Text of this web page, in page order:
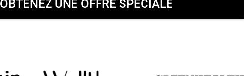
OBTENEZ UNE OFFRE SPÉCIALE